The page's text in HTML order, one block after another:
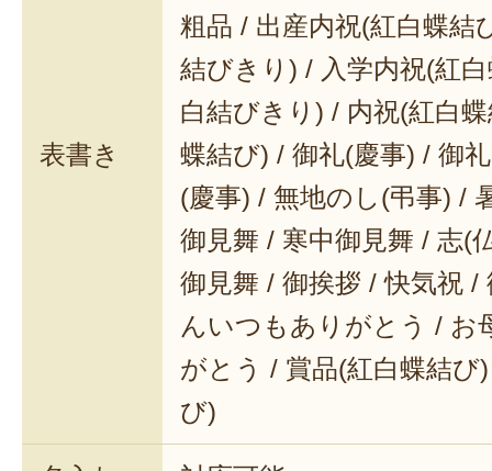
表書き
粗品 / 出産内祝(紅白蝶結
結びきり) / 入学内祝(紅
白結びきり) / 内祝(紅白
蝶結び) / 御礼(慶事) / 御
(慶事) / 無地のし(弔事) /
御見舞 / 寒中御見舞 / 志(
御見舞 / 御挨拶 / 快気祝 /
んいつもありがとう / お
がとう / 賞品(紅白蝶結び
び)